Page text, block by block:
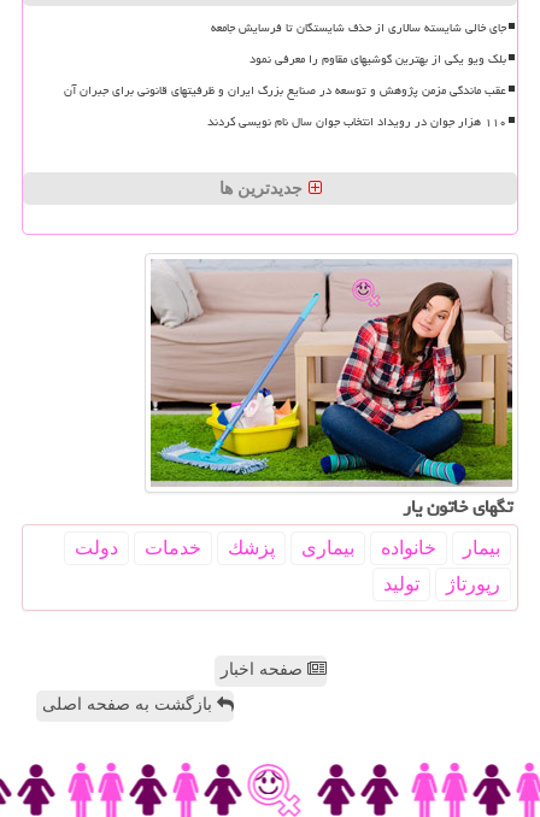
جای خالی شایسته سالاری از حذف شایستگان تا فرسایش جامعه
بلک ویو یکی از بهترین گوشیهای مقاوم را معرفی نمود
عقب ماندگی مزمن پژوهش و توسعه در صنایع بزرگ ایران و ظرفیتهای قانونی برای جبران آن
۱۱۰ هزار جوان در رویداد انتخاب جوان سال نام نویسی کردند
جدیدترین ها
تگهای خاتون یار
بیمار خانواده بیماری پزشك خدمات
دولت
رپورتاژ
تولید
صفحه اخبار
بازگشت به صفحه اصلی